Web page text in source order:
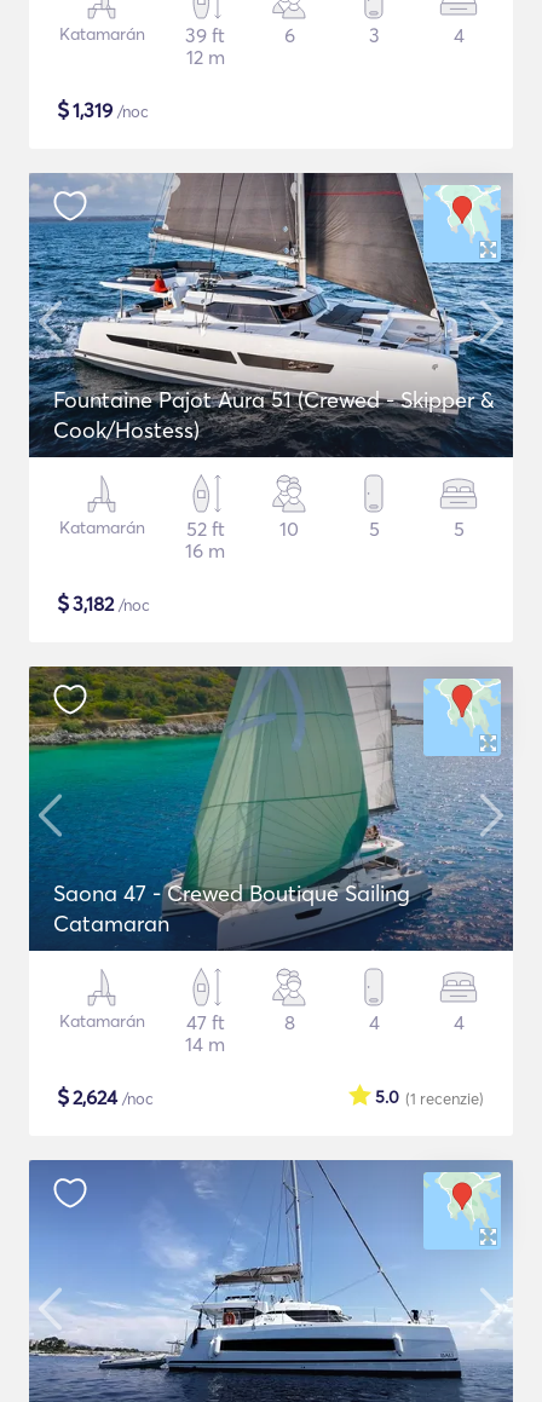
Katamarán
39 ft
12 m
6 3 4
$1,319 /noc
Fountaine Pajot Aura 51 (Crewed - Skipper &
Cook/Hostess)
Katamarán
52 ft
16 m
10 5 5
$3,182/noc
Saona 47 - Crewed Boutique Sailing
Catamaran
Katamarán
47 ft
14 m
8 4 4
$2,624/noc (1 recenzie)
5.0